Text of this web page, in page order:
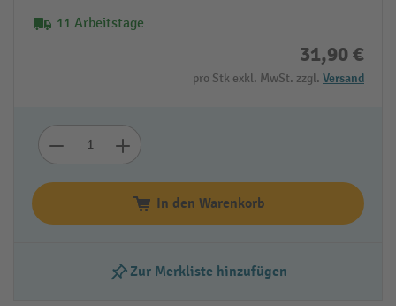
11 Arbeitstage
31,90 €
pro Stk exkl. MwSt. zzgl. Versand
In den Warenkorb
Zur Merkliste hinzufügen